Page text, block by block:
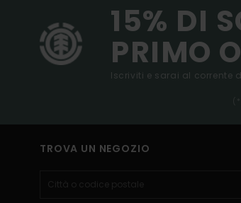
15% DI
PRIMO
Iscriviti e sarai al corrente
TROVA UN NEGOZIO